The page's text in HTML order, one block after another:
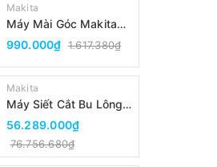
Makita
Máy Mài Góc Makita
9553B(100MM/Công
Tắc Đuôi)
990.000₫ 1.617.380₫
Makita
Máy Siết Cắt Bu Lông
Makita 6924N
56.289.000₫
76.756.680₫